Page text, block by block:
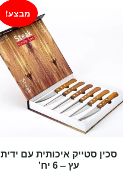
סכין סטייק איכותית עם ידית
עץ – 6 יח'
מבצע!